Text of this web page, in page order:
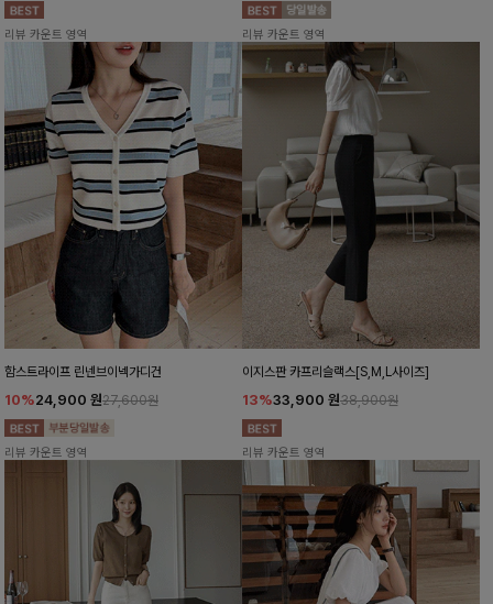
리뷰 카운트 영역 리뷰 카운트 영역
함스트라이프 린넨브이넥가디건
10%24,900 원27,600원
리뷰 카운트 영역
이지스판 카프리슬랙스[S,M,L사이즈]
13%33,900 원38,900원
리뷰 카운트 영역